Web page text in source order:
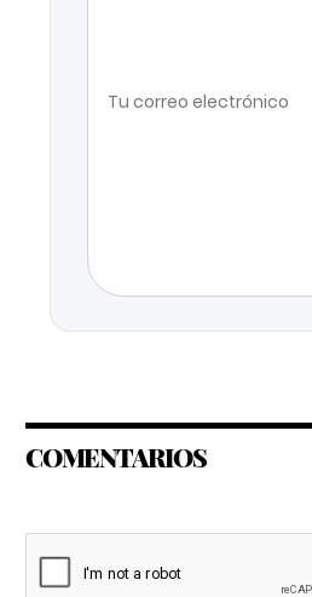
COMENTARIOS